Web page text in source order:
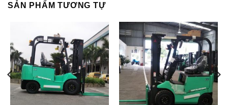
SẢN PHẨM TƯƠNG TỰ